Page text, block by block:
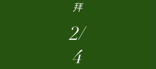
拜
2/
4